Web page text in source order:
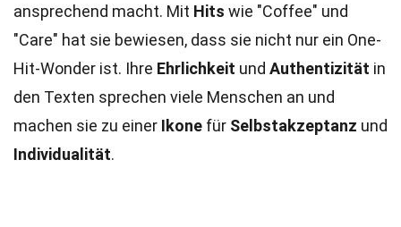
ansprechend macht. Mit Hits wie "Coffee" und
"Care" hat sie bewiesen, dass sie nicht nur ein One-
Hit-Wonder ist. Ihre Ehrlichkeit und Authentizität in
den Texten sprechen viele Menschen an und
machen sie zu einer Ikone für Selbstakzeptanz und
Individualität.